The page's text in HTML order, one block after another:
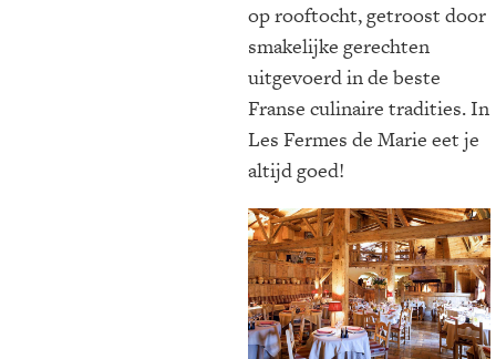
op rooftocht, getroost door
smakelijke gerechten
uitgevoerd in de beste
Franse culinaire tradities. In
Les Fermes de Marie eet je
altijd goed!